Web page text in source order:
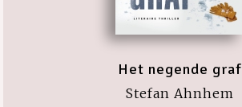
Het negende graf
Stefan Ahnhem